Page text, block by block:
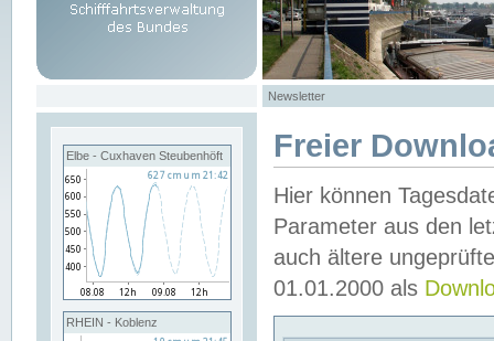
Newsletter
Elbe - Cuxhaven Steubenhöft
RHEIN - Koblenz
Freier
Hier können
Parameter aus den
auch ältere
01.01.2000 als